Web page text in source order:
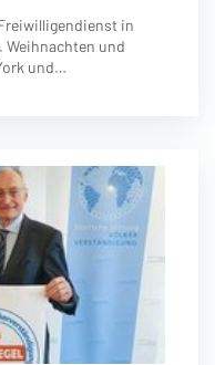
in
Weihnachten und
und…